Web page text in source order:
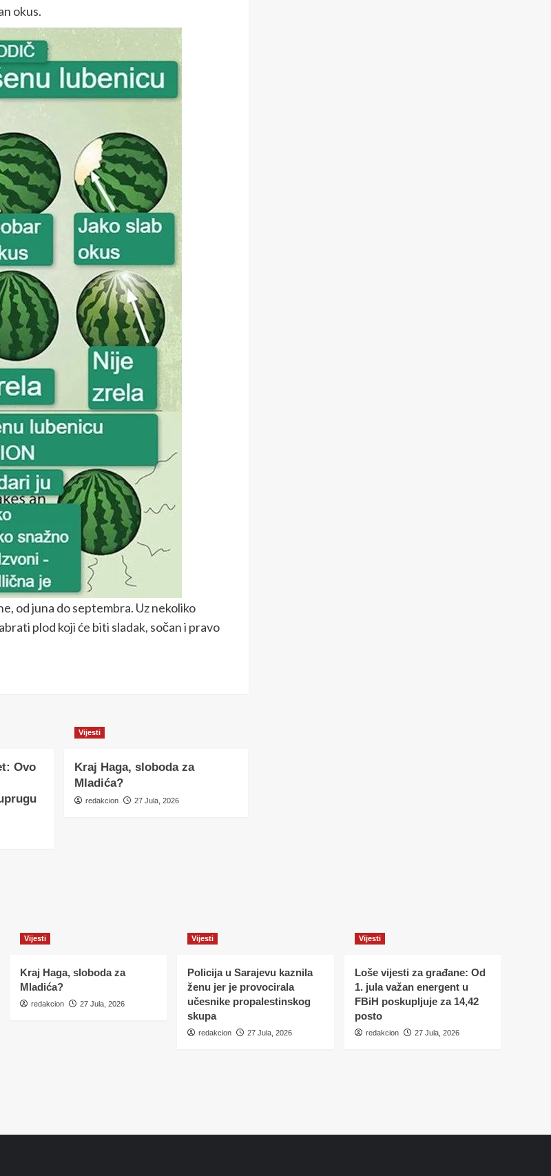
okus.
od juna do septembra. Uz nekoliko
plod koji će biti sladak, sočan i pravo
Ovo
Vijesti
Kraj Haga, sloboda za
Mladića?
redakcion 27 Jula, 2026
Vijesti
Kraj Haga, sloboda za
Mladića?
redakcion 27 Jula, 2026
Vijesti
Policija u Sarajevu kaznila
ženu jer je provocirala
učesnike propalestinskog
skupa
redakcion 27 Jula, 2026
Vijesti
Loše vijesti za građane: Od
1. jula važan energent u
FBiH poskupljuje za 14,42
posto
redakcion 27 Jula, 2026